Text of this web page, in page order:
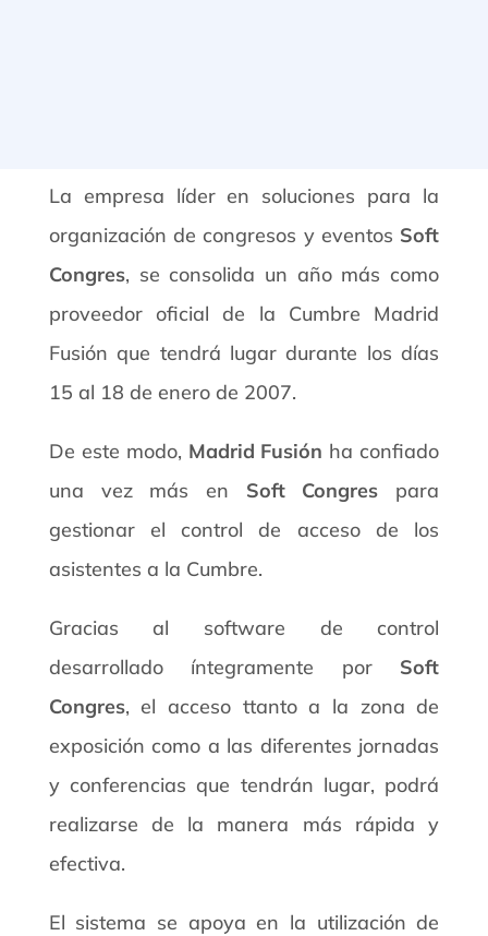
La empresa líder en soluciones para la
organización de congresos y eventos Soft
Congres, se consolida un año más como
proveedor oficial de la Cumbre Madrid
Fusión que tendrá lugar durante los días
15 al 18 de enero de 2007.
De este modo, Madrid Fusión ha confiado
una vez más en Soft Congres para
gestionar el control de acceso de los
asistentes a la Cumbre.
Gracias al software de control
desarrollado íntegramente por Soft
Congres, el acceso ttanto a la zona de
exposición como a las diferentes jornadas
y conferencias que tendrán lugar, podrá
realizarse de la manera más rápida y
efectiva.
El sistema se apoya en la utilización de